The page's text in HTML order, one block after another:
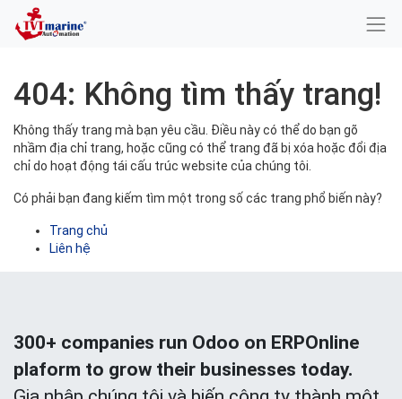
404: Không tìm thấy trang!
Không thấy trang mà bạn yêu cầu. Điều này có thể do bạn gõ
nhầm địa chỉ trang, hoặc cũng có thể trang đã bị xóa hoặc đổi địa
chỉ do hoạt động tái cấu trúc website của chúng tôi.
Có phải bạn đang kiếm tìm một trong số các trang phổ biến này?
Trang chủ
Liên hệ
300+ companies run Odoo on ERPOnline
plaform to grow their businesses today.